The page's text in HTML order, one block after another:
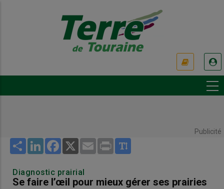
Publicité
Share LinkedInFacebook
X Email Print
Diagnostic prairial
Se faire l’œil pour mieux gérer ses prairies